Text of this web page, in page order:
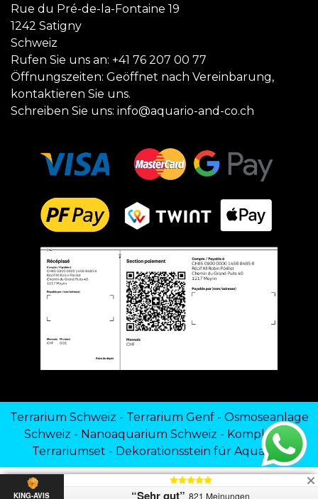
Rue du Pré-de-la-Fontaine 19
1242 Satigny
Schweiz
Rufen Sie uns an: +41 76 207 00 77
Öffnungszeiten: Geöffnet nach Vereinbarung,
kontaktieren Sie uns.
Schreiben Sie uns: info@aquario-and-co.ch
Terrarium Schweiz - Terrarium Genf- Osmoseanlage
Schweiz - Nanoaquarium Schweiz - Komplettes
Terrariumset - Dekorationsstein für Aquarien
KING-AVIS “Sehr gut” 821 Meinungen